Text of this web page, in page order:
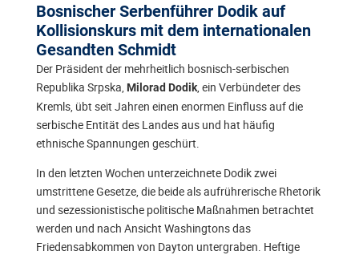
Bosnischer Serbenführer Dodik auf
Kollisionskurs mit dem internationalen
Gesandten Schmidt
Der Präsident der mehrheitlich bosnisch-serbischen
Republika Srpska, Milorad Dodik, ein Verbündeter des
Kremls, übt seit Jahren einen enormen Einfluss auf die
serbische Entität des Landes aus und hat häufig
ethnische Spannungen geschürt.
In den letzten Wochen unterzeichnete Dodik zwei
umstrittene Gesetze, die beide als aufrührerische Rhetorik
und sezessionistische politische Maßnahmen betrachtet
werden und nach Ansicht Washingtons das
Friedensabkommen von Dayton untergraben. Heftige